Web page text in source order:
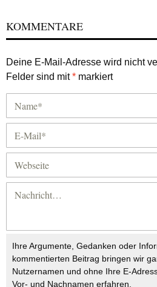
KOMMENTARE
Deine E-Mail-Adresse wird nicht
Felder sind mit* markiert
Ihre Argumente, Gedanken oder
kommentierten Beitrag bringen wir
Nutzernamen und ohne Ihre E-
Vor- und Nachnamen erfahren.